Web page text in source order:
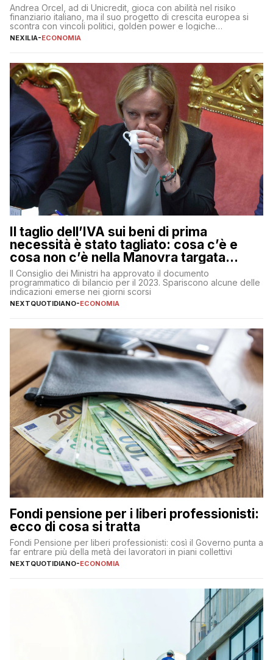
Andrea Orcel, ad di Unicredit, gioca con abilità nel risiko
finanziario italiano, ma il suo progetto di crescita europea si
scontra con vincoli politici, golden power e logiche
protezionistiche. Orcel e la mossa su Generali Andrea Orcel,
NEXILIA-ECONOMIA
Il taglio dell’IVA sui beni di prima
necessità è stato tagliato: cosa c’è e
cosa non c’è nella Manovra targata
Meloni
Il Consiglio dei Ministri ha approvato il documento
programmatico di bilancio per il 2023. Spariscono alcune delle
indicazioni emerse nei giorni scorsi
NEXTQUOTIDIANO-ECONOMIA
Fondi pensione per i liberi professionisti:
ecco di cosa si tratta
Fondi Pensione per liberi professionisti: così il Governo punta a
far entrare più della metà dei lavoratori in piani collettivi
NEXTQUOTIDIANO-ECONOMIA